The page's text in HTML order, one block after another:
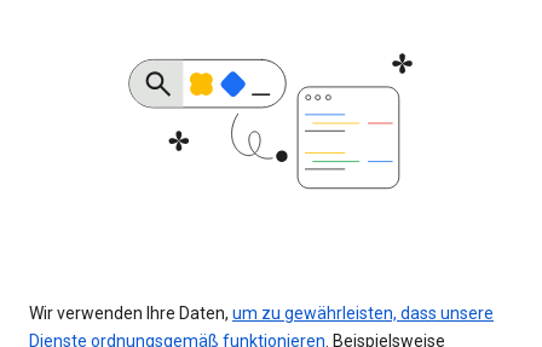
Wir verwenden Ihre Daten, um zu gewährleisten, dass unsere
Dienste ordnungsgemäß funktionieren . Beispielsweise